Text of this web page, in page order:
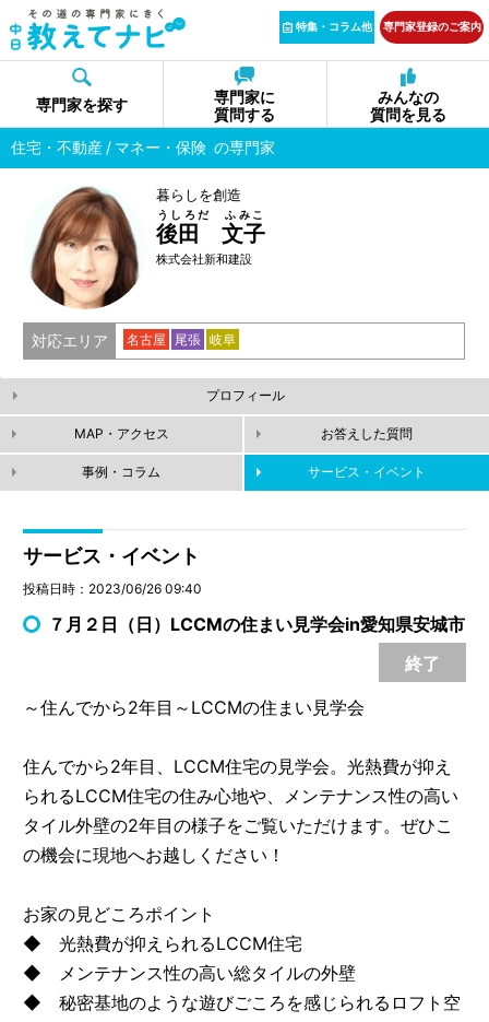
特集・コラム他 専門家登録のご案内
専門家を探す
専門家に
質問する
みんなの
質問を見る
住宅・不動産
マネー・保険 の専門家
暮らしを創造
後田 文子
うしろだ ふみこ
株式会社新和建設
対応エリア 名古屋 尾張 岐阜
プロフィール
MAP・アクセス お答えした質問
事例・コラム サービス・イベント
サービス・イベント
投稿日時：2023/06/26 09:40
７月２日（日）LCCMの住まい見学会in愛知県安城市
終了
～住んでから2年目～LCCMの住まい見学会
住んでから2年目、LCCM住宅の見学会。光熱費が抑え
られるLCCM住宅の住み心地や、メンテナンス性の高い
タイル外壁の2年目の様子をご覧いただけます。ぜひこ
の機会に現地へお越しください！
お家の見どころポイント
◆ 光熱費が抑えられるLCCM住宅
◆ メンテナンス性の高い総タイルの外壁
◆ 秘密基地のような遊びごころを感じられるロフト空